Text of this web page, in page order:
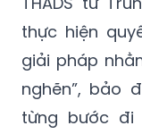
thực hiện
giải pháp
nghẽn”, bảo
từng bước